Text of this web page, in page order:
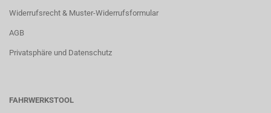
Widerrufsrecht & Muster-Widerrufsformular
AGB
Privatsphäre und Datenschutz
FAHRWERKSTOOL